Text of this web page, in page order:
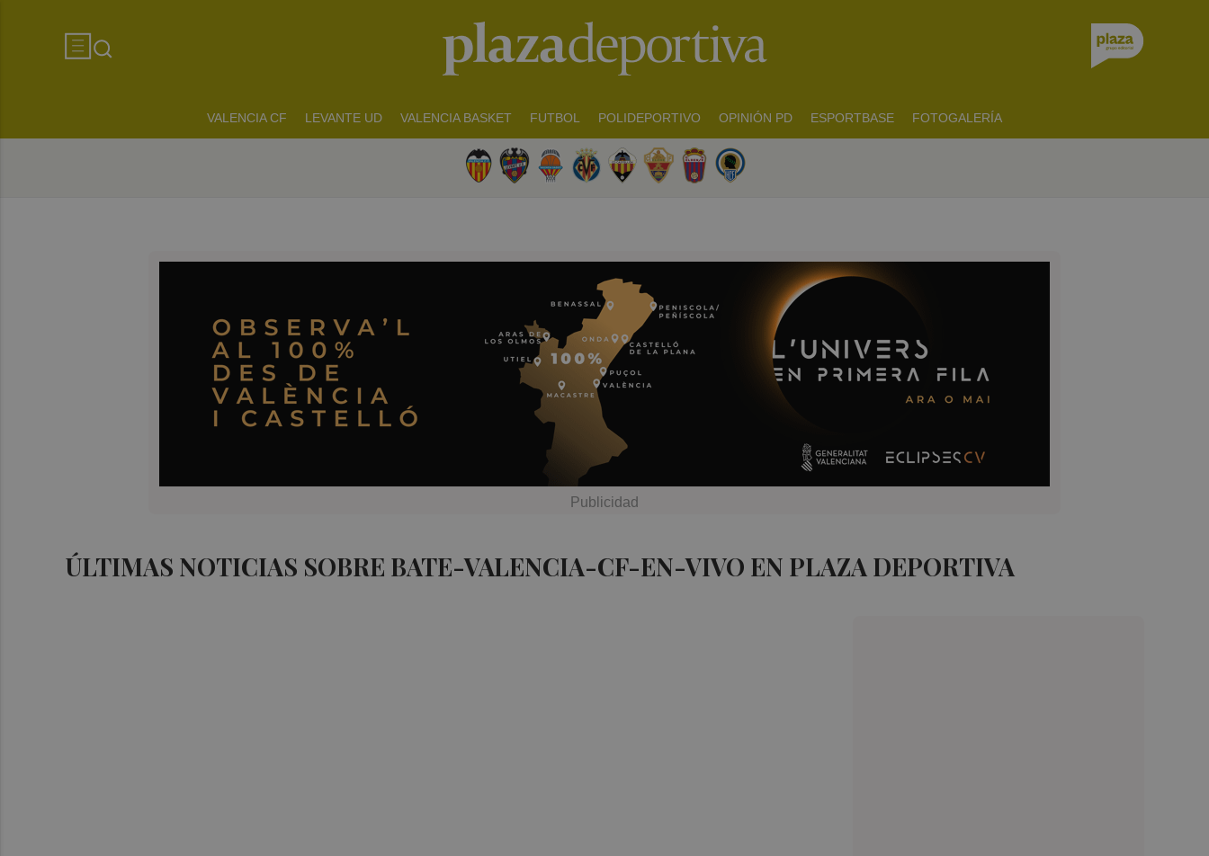
VALENCIA CF LEVANTE UD VALENCIA BASKET FUTBOL POLIDEPORTIVO OPINIÓN PD ESPORTBASE FOTOGALERÍA
ÚLTIMAS NOTICIAS SOBRE BATE-VALENCIA-CF-EN-VIVO EN PLAZA DEPORTIVA